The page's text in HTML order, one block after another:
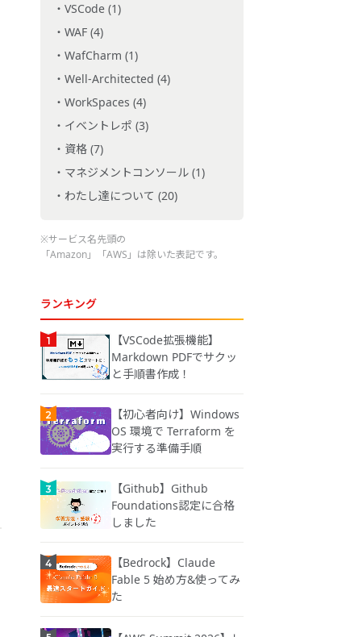
VSCode (1)
WAF (4)
WafCharm (1)
Well-Architected (4)
WorkSpaces (4)
イベントレポ (3)
資格 (7)
マネジメントコンソール (1)
わたし達について (20)
※サービス名先頭の
「Amazon」「AWS」は除いた表記です。
ランキング
【VSCode拡張機能】
Markdown PDFでサクッ
と手順書作成！
【初心者向け】Windows
OS 環境で Terraform を
実行する準備手順
【Github】Github
Foundations認定に合格
しました
【Bedrock】Claude
Fable 5 始め方&使ってみ
た